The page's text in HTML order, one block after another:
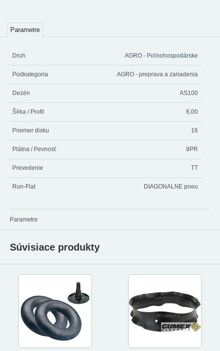
Parametre
Druh AGRO - Poľnohospodárske
Podkategoria AGRO - preprava a zariadenia
Dezén AS100
Šírka / Profil 6,00
Priemer disku 16
Plátna / Pevnosť 8PR
Prevedenie TT
Run-Flat DIAGONALNE pneu
Parametre
Súvisiace produkty